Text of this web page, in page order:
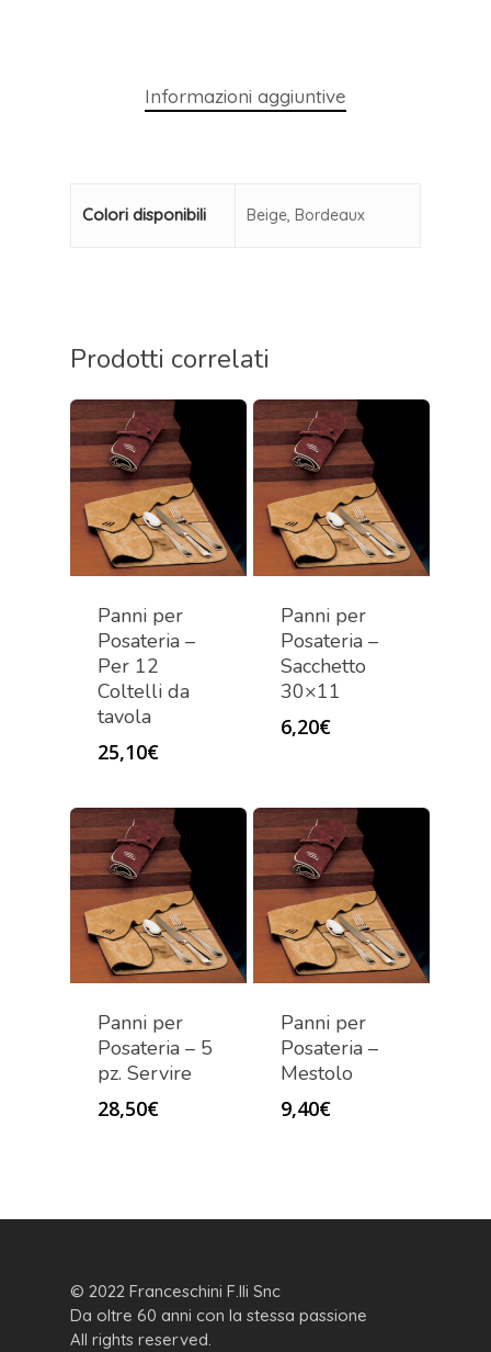
Informazioni aggiuntive
Colori disponibili Beige, Bordeaux
Prodotti correlati
Panni per
Posateria –
Per 12
Coltelli da
tavola
25,10€
Panni per
Posateria –
Sacchetto
30×11
6,20€
Panni per
Posateria – 5
pz. Servire
28,50€
Panni per
Posateria –
Mestolo
9,40€
© 2022 Franceschini F.lli Snc
Da oltre 60 anni con la stessa passione
All rights reserved.